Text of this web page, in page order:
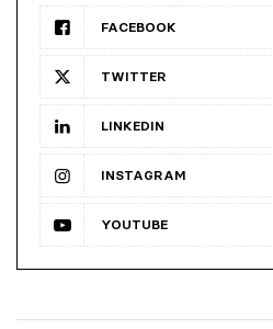
FACEBOOK
TWITTER
LINKEDIN
INSTAGRAM
YOUTUBE